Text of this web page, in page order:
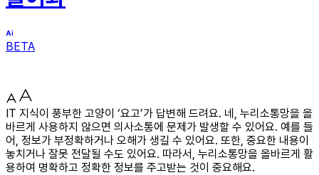
BETA
IT 지식이 풍부한 고양이 ‘요고’가 답변해 드려요. 네, 누리소통망을 올
바르게 사용하지 않으면 의사소통에 문제가 발생할 수 있어요. 예를 들
어, 정보가 부정확하거나 오해가 생길 수 있어요. 또한, 중요한 내용이
놓치거나 잘못 전달될 수도 있어요. 따라서, 누리소통망을 올바르게 활
용하여 명확하고 정확한 정보를 주고받는 것이 중요해요.